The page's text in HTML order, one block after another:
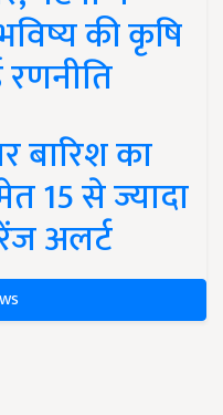
की कृषि
बारिश का
15 से ज्यादा
अलर्ट